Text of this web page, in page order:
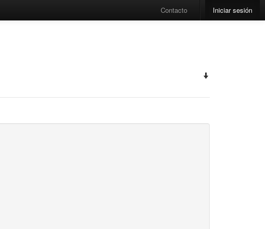
Contacto Iniciar sesión